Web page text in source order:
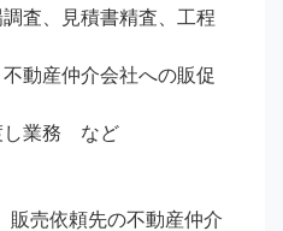
査、見積書精査、工程
動産仲介会社への販促
業務　など
売依頼先の不動産仲介